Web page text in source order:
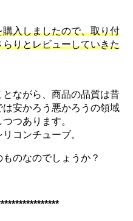
ーは水が漏れないか確認を！
話。その時の心構えとは？
、激痛・悶絶そして反省
ターを作ってしまった君へ
きたい田砂の話 （4/15）
入しましたので、取り付
りとレビューしていきた
ながら、商品の品質は昔
安かろう悪かろうの領域
つあります。
コンチューブ。
のなのでしょうか？